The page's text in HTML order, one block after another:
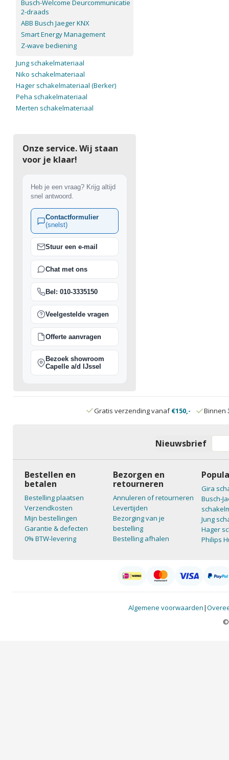
Busch-Welcome Deurcommunicatie
2-draads
ABB Busch Jaeger KNX
Smart Energy Management
Z-wave bediening
Jung schakelmateriaal
Niko schakelmateriaal
Hager schakelmateriaal (Berker)
Peha schakelmateriaal
Merten schakelmateriaal
Onze service. Wij staan
voor je klaar!
Heb je een vraag? Krijg altijd
snel antwoord.
Contactformulier
(snelst)
Stuur een e-mail
Chat met ons
Bel: 010-3335150
Veelgestelde vragen
Offerte aanvragen
Bezoek showroom
Capelle a/d IJssel
Gratis verzending vanaf€150,- Binnen
Nieuwsbrief
Bestellen en
betalen
Bestelling plaatsen
Verzendkosten
Mijn bestellingen
Garantie & defecten
0% BTW-levering
Bezorgen en
retourneren
Annuleren of retourneren
Levertijden
Bezorging van je
bestelling
Bestelling afhalen
Gira
Busch-
Jung
Hager
Philips
Algemene voorwaarden|
©